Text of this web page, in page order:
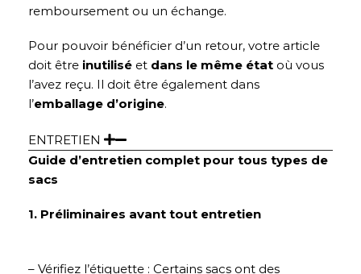
remboursement ou un échange.
Pour pouvoir bénéficier d’un retour, votre article
doit être inutilisé et dans le même état où vous
l’avez reçu. Il doit être également dans
l’emballage d’origine.
ENTRETIEN
Guide d’entretien complet pour tous types de
sacs
1. Préliminaires avant tout entretien
– Vérifiez l’étiquette : Certains sacs ont des